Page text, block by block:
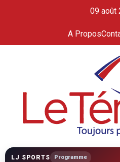
09 août
A Propos
LJ SPORTS Programme